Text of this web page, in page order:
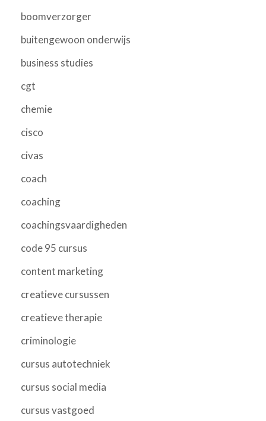
boomverzorger
buitengewoon onderwijs
business studies
cgt
chemie
cisco
civas
coach
coaching
coachingsvaardigheden
code 95 cursus
content marketing
creatieve cursussen
creatieve therapie
criminologie
cursus autotechniek
cursus social media
cursus vastgoed